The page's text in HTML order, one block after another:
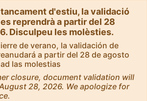
d'estiu, la validació
reprendrà a partir del 28
Disculpeu les molèsties.
de verano, la validación de
a partir del 28 de agosto
las molestias
closure, document validation will
28, 2026. We apologize for